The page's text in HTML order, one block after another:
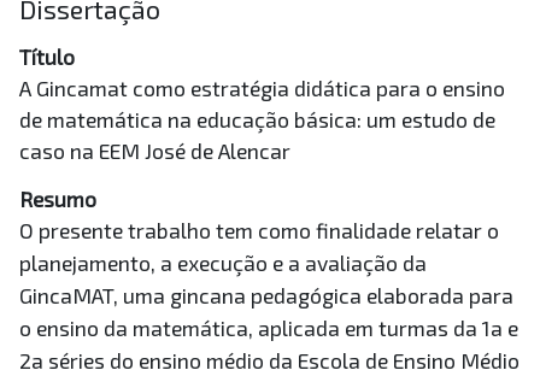
Dissertação
Título
A Gincamat como estratégia didática para o ensino
de matemática na educação básica: um estudo de
caso na EEM José de Alencar
Resumo
O presente trabalho tem como finalidade relatar o
planejamento, a execução e a avaliação da
GincaMAT, uma gincana pedagógica elaborada para
o ensino da matemática, aplicada em turmas da 1a e
2a séries do ensino médio da Escola de Ensino Médio